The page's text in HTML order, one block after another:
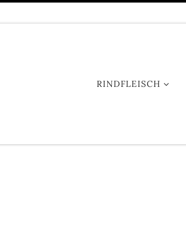
RINDFLEISCH